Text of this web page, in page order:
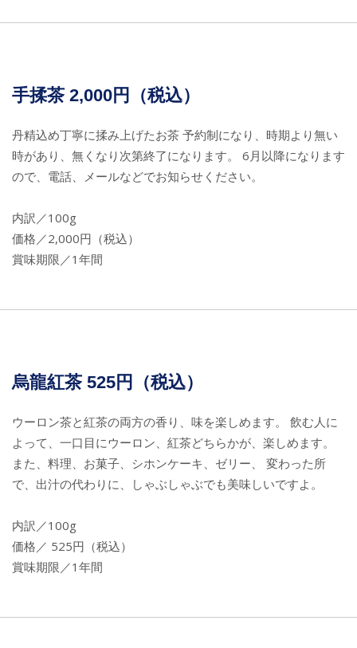
手揉茶 2,000円（税込）
丹精込め丁寧に揉み上げたお茶 予約制になり、時期より無い
時があり、無くなり次第終了になります。 6月以降になります
ので、電話、メールなどでお知らせください。
内訳／100g
価格／2,000円（税込）
賞味期限／1年間
烏龍紅茶 525円（税込）
ウーロン茶と紅茶の両方の香り、味を楽しめます。 飲む人に
よって、一口目にウーロン、紅茶どちらかが、楽しめます。
また、料理、お菓子、シホンケーキ、ゼリー、 変わった所
で、出汁の代わりに、しゃぶしゃぶでも美味しいですよ。
内訳／100g
価格／ 525円（税込）
賞味期限／1年間